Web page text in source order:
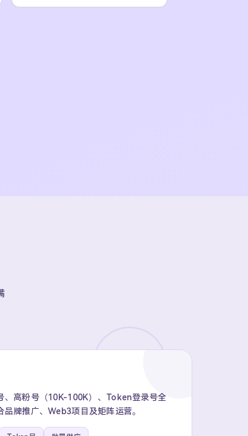
、高粉号（10K-100K）、Token登录号全
牌推广、Web3项目及矩阵运营。